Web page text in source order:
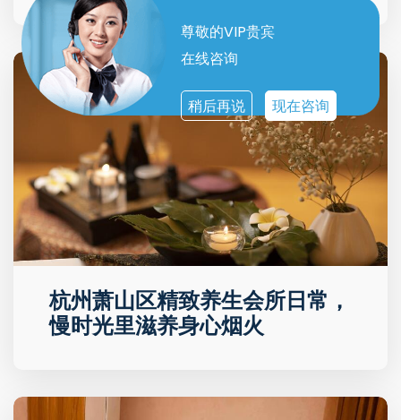
尊敬的VIP贵宾
在线咨询
稍后再说 现在咨询
杭州萧山区精致养生会所日常，
慢时光里滋养身心烟火